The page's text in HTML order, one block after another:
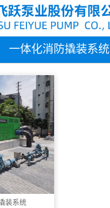
一体化消防撬装系统
装系统